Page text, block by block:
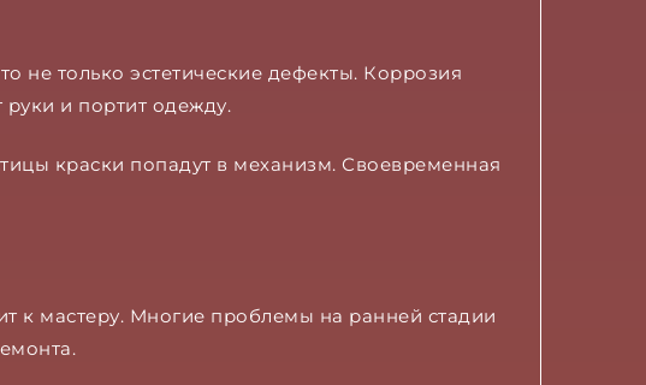
не только эстетические дефекты. Коррозия
и портит одежду.
краски попадут в механизм. Своевременная
к мастеру. Многие проблемы на ранней стадии